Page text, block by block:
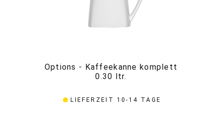
Options - Kaffeekanne komplett
0.30 ltr.
LIEFERZEIT 10-14 TAGE